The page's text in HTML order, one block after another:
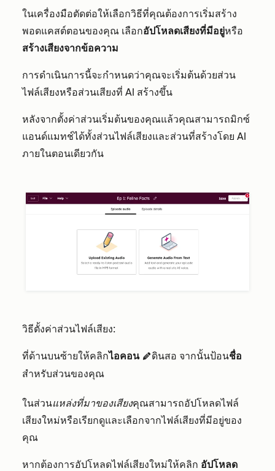
ในเครื่องมือตัดต่อให้เลือกวิธีที่คุณต้องการเริ่มสร้าง
พอดแคสต์ตอนของคุณ เลือกอัปโหลดเสียงที่มีอยู่หรือ
สร้างเสียงจากข้อความ
การดำเนินการนี้จะกำหนดว่าคุณจะเริ่มต้นด้วยส่วน
ไฟล์เสียงหรือส่วนเสียงที่ AI สร้างขึ้น
หลังจากตั้งค่าส่วนเริ่มต้นของคุณแล้วคุณสามารถมิกซ์
แอนด์แมทช์ได้ทั้งส่วนไฟล์เสียงและส่วนที่สร้างโดย AI
ภายในตอนเดียวกัน
วิธีตั้งค่าส่วนไฟล์เสียง:
ที่ด้านบนซ้ายให้คลิกไอคอน editดินสอ จากนั้นป้อนชื่อ
สำหรับส่วนของคุณ
ในส่วนแหล่งที่มาของเสียงคุณสามารถอัปโหลดไฟล์
เสียงใหม่หรือเรียกดูและเลือกจากไฟล์เสียงที่มีอยู่ของ
คุณ
หากต้องการอัปโหลดไฟล์เสียงใหม่ให้คลิก อัปโหลด